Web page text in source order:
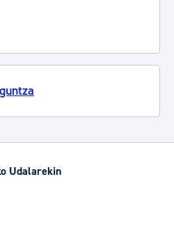
Udalarekin